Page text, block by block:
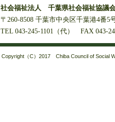
社会福祉法人 千葉県社会福祉協議
〒260-8508 千葉市中央区千葉港4番
TEL 043-245-1101（代） FAX 043-
Copyright（C）2017 Chiba Council of Social